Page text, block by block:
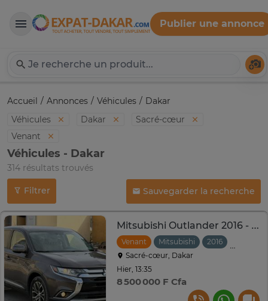
Expat-Dakar
Publier une annonce
Accueil Annonces Véhicules
Dakar
Véhicules
Dakar
Sacré-cœur
Venant
Véhicules - Dakar
314 résultats trouvés
Filtrer Sauvegarder la recherche
Mitsubishi Outlander 2016 - 7 Places
Venant Mitsubishi 2016
Sacré-cœur, Dakar
Hier, 13:35
8 500 000 F Cfa